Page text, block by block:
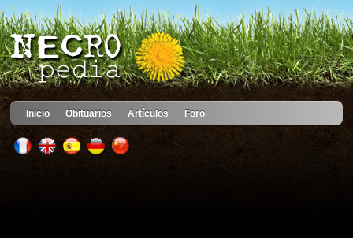
Inicio Obituarios Artículos Foro